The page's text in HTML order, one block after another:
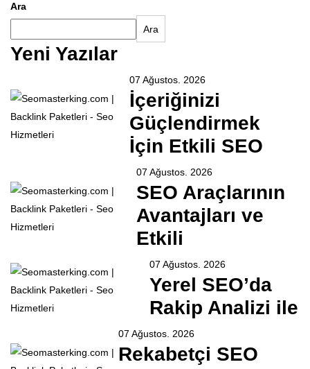
Ara
Ara
Yeni Yazılar
07 Ağustos. 2026
İçeriğinizi
Güçlendirmek
İçin Etkili SEO
07 Ağustos. 2026
SEO Araçlarının
Avantajları ve
Etkili
07 Ağustos. 2026
Yerel SEO’da
Rakip Analizi ile
07 Ağustos. 2026
Rekabetçi SEO